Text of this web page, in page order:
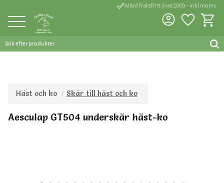
Meny
done_outlineAlltid fraktfritt över2000:- inkl moms
Favoriter
Häst och ko Skär till häst och ko
Aesculap GT504 underskär häst-ko